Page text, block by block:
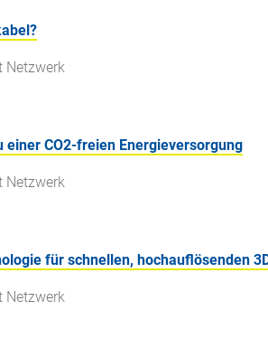
Netzwerk
einer CO2-freien Energieversorgung
Netzwerk
für schnellen, hochauflösenden
Netzwerk